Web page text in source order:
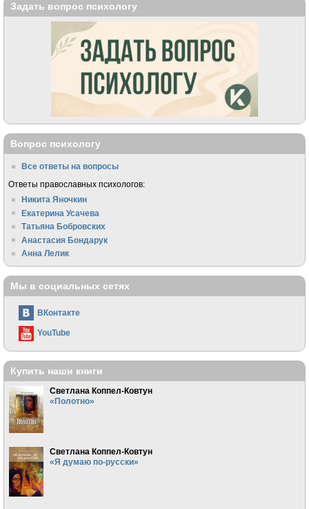
Задать вопрос психологу
Вопрос психологу
Все ответы на вопросы
Ответы православных психологов:
Никита Яночкин
Екатерина Усачева
Татьяна Бобровских
Анастасия Бондарук
Анна Лелик
Мы в социальных сетях
ВКонтакте
YouTube
Купить наши книги
Светлана Коппел-Ковтун
«Полотно»
Светлана Коппел-Ковтун
«Я думаю по-русски»